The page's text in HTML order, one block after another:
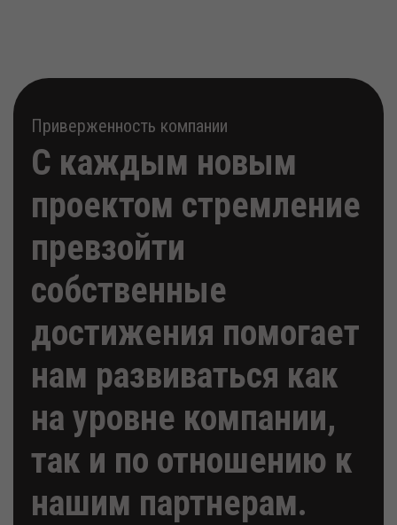
Приверженность компании
С каждым новым
проектом стремление
превзойти
собственные
достижения помогает
нам развиваться как
на уровне компании,
так и по отношению к
нашим партнерам.